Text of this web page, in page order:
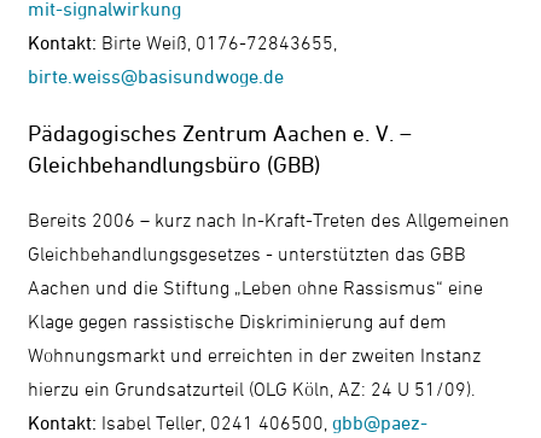
mit-signalwirkung
Kontakt: Birte Weiß, 0176-72843655,
birte.weiss@basisundwoge.de
Pädagogisches Zentrum Aachen e. V. –
Gleichbehandlungsbüro (GBB)
Bereits 2006 – kurz nach In-Kraft-Treten des Allgemeinen
Gleichbehandlungsgesetzes - unterstützten das GBB
Aachen und die Stiftung „Leben ohne Rassismus“ eine
Klage gegen rassistische Diskriminierung auf dem
Wohnungsmarkt und erreichten in der zweiten Instanz
hierzu ein Grundsatzurteil (OLG Köln, AZ: 24 U 51/09).
Kontakt: Isabel Teller, 0241 406500,gbb@paez-